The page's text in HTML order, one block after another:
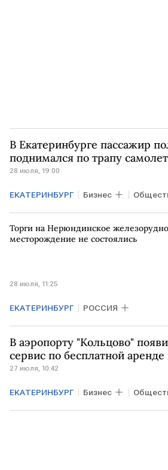
В Екатеринбурге пассажир
поднимался по трапу
28 июля, 19:00
ЕКАТЕРИНБУРГ Бизнес
РОССИЯ МОСКВА
Уральские авиалинии
Торги на Нерюндинское
месторождение не состоялись
28 июля, 11:25
ЕКАТЕРИНБУРГ РОССИЯ
Иркутская область Роснедра
В аэропорту "Кольцово"
сервис по бесплатной аренде
27 июля, 10:42
ЕКАТЕРИНБУРГ Бизнес
Росавиация